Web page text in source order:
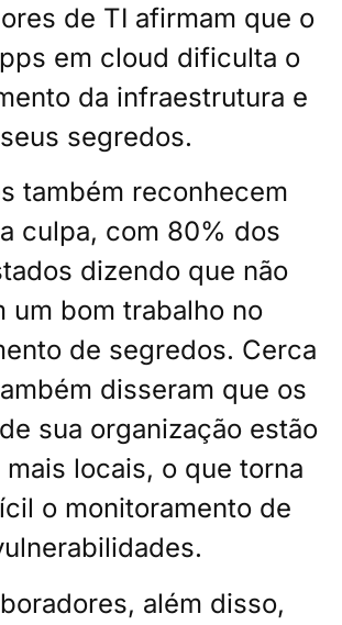
de TI afirmam que o
em cloud dificulta o
da infraestrutura e
seus segredos.
também reconhecem
culpa, com 80% dos
dizendo que não
um bom trabalho no
de segredos. Cerca
disseram que os
sua organização estão
mais locais, o que torna
o monitoramento de
além disso,